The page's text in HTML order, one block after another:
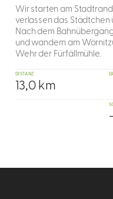
Wir starten am
verlassen das Städtchen
Nach dem
und wandern am
Wehr der Fürfällmühle.
DISTANZ
13,0 km